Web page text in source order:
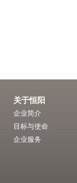
关于恒阳
企业简介
目标与使命
企业服务